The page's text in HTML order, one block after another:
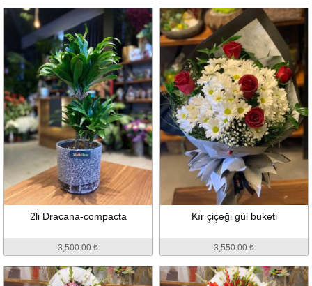
2li Dracana-compacta
3,500.00 ₺
Kır çiçeği gül buketi
3,550.00 ₺